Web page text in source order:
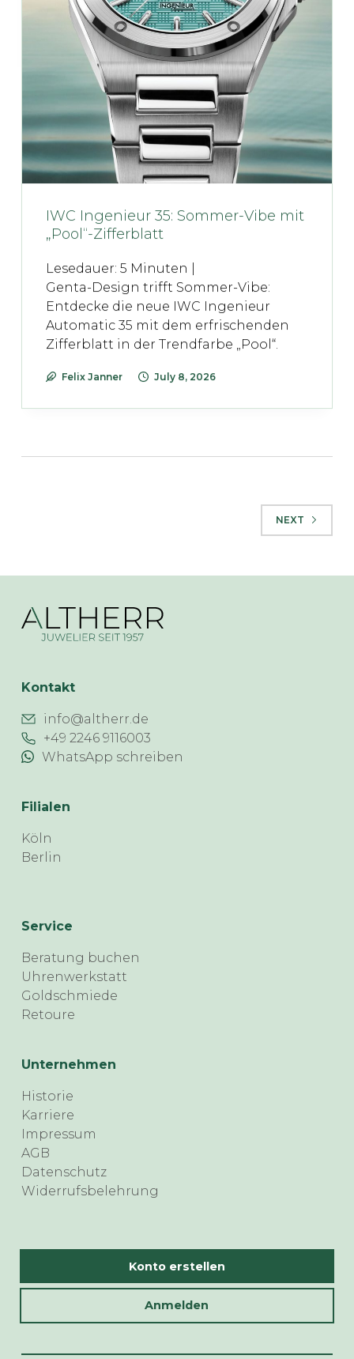
IWC Ingenieur 35: Sommer-Vibe mit
„Pool“-Zifferblatt
Lesedauer: 5 Minuten |
Genta-Design trifft Sommer-Vibe:
Entdecke die neue IWC Ingenieur
Automatic 35 mit dem erfrischenden
Zifferblatt in der Trendfarbe „Pool“.
Felix Janner July 8, 2026
NEXT
Kontakt
info@altherr.de
+49 2246 9116003
WhatsApp schreiben
Filialen
Köln
Berlin
Service
Beratung buchen
Uhrenwerkstatt
Goldschmiede
Retoure
Unternehmen
Historie
Karriere
Impressum
AGB
Datenschutz
Widerrufsbelehrung
Konto erstellen
Anmelden